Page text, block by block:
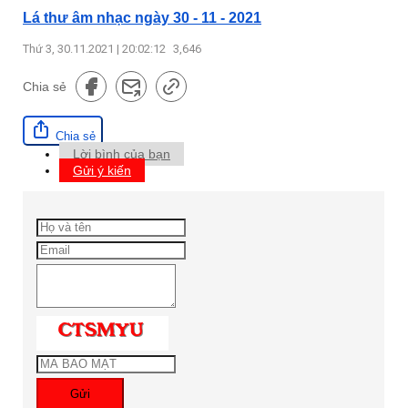
Lá thư âm nhạc ngày 30 - 11 - 2021
Thứ 3, 30.11.2021 | 20:02:12 3,646
Chia sẻ
Chia sẻ
Lời bình của bạn
Gửi ý kiến
Gửi